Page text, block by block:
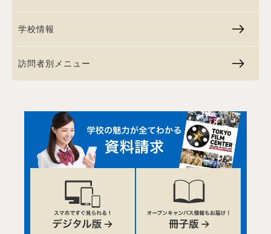
学校情報
訪問者別メニュー